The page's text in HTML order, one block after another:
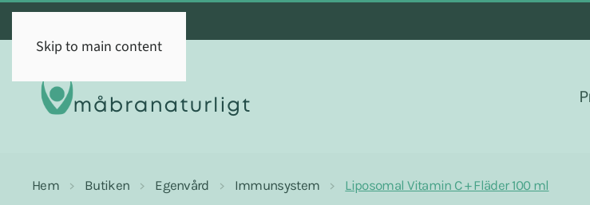
Skip to main content
Hem Butiken Egenvård Immunsystem Liposomal Vitamin C + Fläder 100 ml